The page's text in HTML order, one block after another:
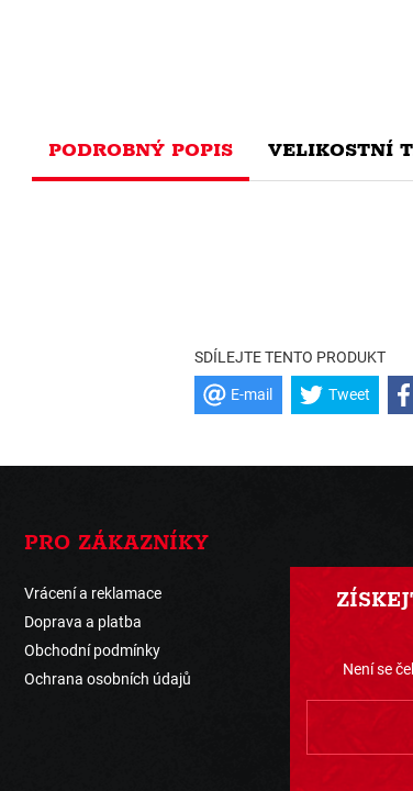
PODROBNÝ POPIS VELIKOSTNÍ
SDÍLEJTE TENTO PRODUKT
E-mail Tweet
PRO ZÁKAZNÍKY
Vrácení a reklamace
Doprava a platba
Obchodní podmínky
Ochrana osobních údajů
Není se